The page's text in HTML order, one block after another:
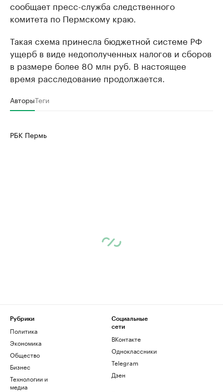
сообщает пресс-служба следственного
комитета по Пермскому краю.
Такая схема принесла бюджетной системе РФ
ущерб в виде недополученных налогов и сборов
в размере более 80 млн руб. В настоящее
время расследование продолжается.
АвторыТеги
РБК Пермь
Рубрики
Политика
Экономика
Общество
Бизнес
Технологии и
медиа
Социальные
сети
ВКонтакте
Одноклассники
Telegram
Дзен